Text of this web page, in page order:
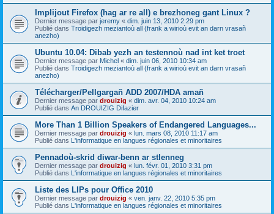
Implijout Firefox (hag ar re all) e brezhoneg gant Linux ?
Dernier message par jeremy « dim. juin 13, 2010 2:29 pm
Publié dans Troidigezh meziantoù all (frank a wirioù evit an darn vrasañ
anezho)
Ubuntu 10.04: Dibab yezh an testennoù nad int ket troet
Dernier message par Michel « dim. juin 06, 2010 10:34 am
Publié dans Troidigezh meziantoù all (frank a wirioù evit an darn vrasañ
anezho)
Télécharger/Pellgargañ ADD 2007/HDA amañ
Dernier message par drouizig « dim. avr. 04, 2010 10:24 am
Publié dans An DROUIZIG Difazier
More Than 1 Billion Speakers of Endangered Languages...
Dernier message par drouizig « lun. mars 08, 2010 11:17 am
Publié dans L'informatique en langues régionales et minoritaires
Pennadoù-skrid diwar-benn ar stlenneg
Dernier message par drouizig « lun. févr. 01, 2010 3:31 pm
Publié dans L'informatique en langues régionales et minoritaires
Liste des LIPs pour Office 2010
Dernier message par drouizig « ven. janv. 22, 2010 5:35 pm
Publié dans L'informatique en langues régionales et minoritaires